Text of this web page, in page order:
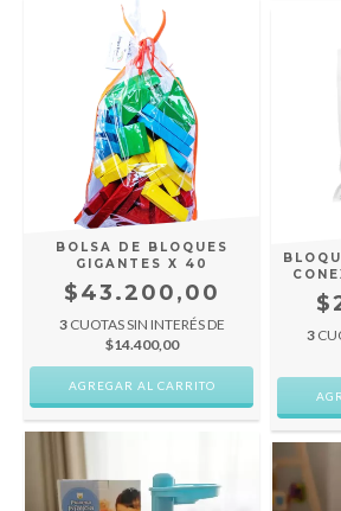
BOLSA DE BLOQUES
GIGANTES X 40
$43.200,00
3 CUOTAS SIN INTERÉS DE
$14.400,00
3